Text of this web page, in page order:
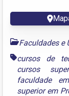
Faculdades e
cursos de
cursos
faculdade
superior em